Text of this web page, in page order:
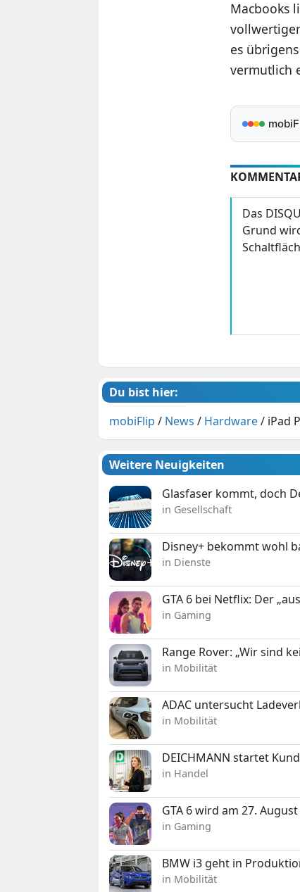
Macbooks
es
vermutlich
Das
Grund
Du bist hier:
mobiFlip / News / Hardware/ iPad
Weitere Neuigkeiten
Glasfaser kommt, doch
in Gesellschaft
Disney+ bekommt wohl
in Dienste
GTA 6 bei Netflix: Der
in Gaming
Range Rover: „Wir sind
in Mobilität
ADAC untersucht
in Mobilität
DEICHMANN startet
in Handel
GTA 6 wird am 27.
in Gaming
BMW i3 geht in
in Mobilität